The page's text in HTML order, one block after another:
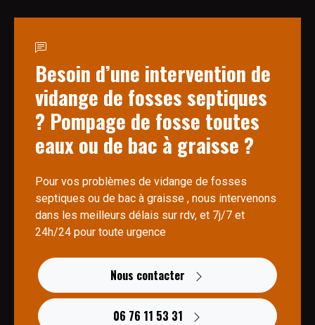
Besoin d’une intervention de
vidange de fosses septiques
? Pompage de fosse toutes
eaux ou de bac à graisse ?
Pour vos problèmes de vidange de fosses
septiques ou de bac à graisse , nous intervenons
dans les meilleurs délais sur rdv, et 7j/7 et
24h/24 pour toute urgence
Nous contacter
06 76 11 53 31